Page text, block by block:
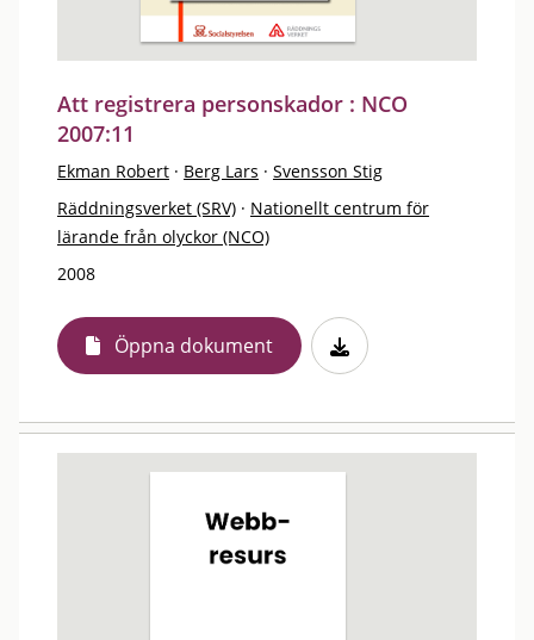
Att registrera personskador : NCO
2007:11
Ekman Robert · Berg Lars · Svensson Stig
Räddningsverket (SRV) · Nationellt centrum för
lärande från olyckor (NCO)
2008
Öppna dokument